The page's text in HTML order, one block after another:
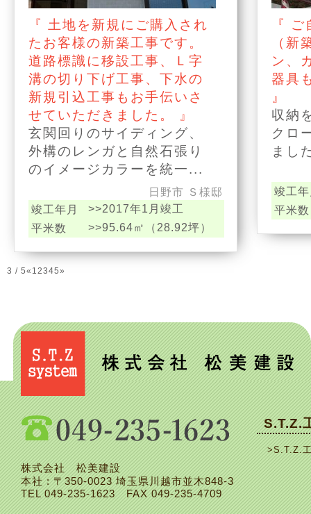
『 土地を新規にご購入され
たお客様の新築工事です。
道路標識に移設工事、Ｌ字
溝の切り下げ工事、下水の
新規引込工事もお手伝いさ
せていただきました。 』
玄関回りのサイディング、
外構のレンガと自然石張り
のイメージカラーを統一...
日野市 Ｓ様邸
竣工年月
>>2017年1月竣工
平米数
>>95.64㎡（28.92坪）
『
（新
ン、
器具
』
収納
クロ
まし
竣工
平米数
3 / 5« 12345»
株式会社 松美建設
本社 : 〒350-0023 埼玉県川越市並木848-3
TEL049-235-1623FAX 049-235-4709
S.T.Z.
>S.T.Z.